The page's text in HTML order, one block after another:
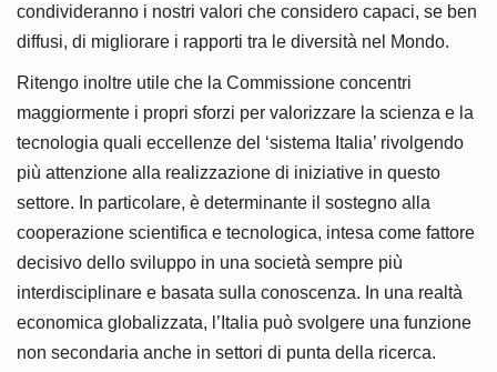
condivideranno i nostri valori che considero capaci, se ben
diffusi, di migliorare i rapporti tra le diversità nel Mondo.
Ritengo inoltre utile che la Commissione concentri
maggiormente i propri sforzi per valorizzare la scienza e la
tecnologia quali eccellenze del ‘sistema Italia’ rivolgendo
più attenzione alla realizzazione di iniziative in questo
settore. In particolare, è determinante il sostegno alla
cooperazione scientifica e tecnologica, intesa come fattore
decisivo dello sviluppo in una società sempre più
interdisciplinare e basata sulla conoscenza. In una realtà
economica globalizzata, l’Italia può svolgere una funzione
non secondaria anche in settori di punta della ricerca.